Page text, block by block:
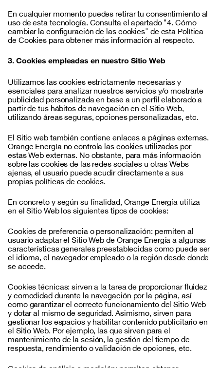
En cualquier momento puedes retirar tu consentimiento al
uso de esta tecnología. Consulta el apartado "4. Cómo
cambiar la configuración de las cookies" de esta Política
de Cookies para obtener más información al respecto.
3. Cookies empleadas en nuestro Sitio Web
Utilizamos las cookies estrictamente necesarias y
esenciales para analizar nuestros servicios y/o mostrarte
publicidad personalizada en base a un perfil elaborado a
partir de tus hábitos de navegación en el Sitio Web,
utilizando áreas seguras, opciones personalizadas, etc.
El Sitio web también contiene enlaces a páginas externas.
Orange Energía no controla las cookies utilizadas por
estas Web externas. No obstante, para más información
sobre las cookies de las redes sociales u otras Webs
ajenas, el usuario puede acudir directamente a sus
propias políticas de cookies.
En concreto y según su finalidad, Orange Energía utiliza
en el Sitio Web los siguientes tipos de cookies:
Cookies de preferencia o personalización: permiten al
usuario adaptar el Sitio Web de Orange Energía a algunas
características generales preestablecidas como puede ser
el idioma, el navegador empleado o la región desde donde
se accede.
Cookies técnicas: sirven a la tarea de proporcionar fluidez
y comodidad durante la navegación por la página, así
como garantizar el correcto funcionamiento del Sitio Web
y dotar al mismo de seguridad. Asimismo, sirven para
gestionar los espacios y habilitar contenido publicitario en
el Sitio Web. Por ejemplo, las que sirven para el
mantenimiento de la sesión, la gestión del tiempo de
respuesta, rendimiento o validación de opciones, etc.